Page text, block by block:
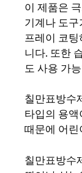
이 제품은
기계나 도
프레이 코
니다. 또한
도 사용 가
칠만표방수
타입의 용액
때문에 어린
칠만표방수